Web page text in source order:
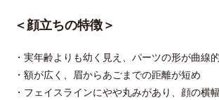
＜顔立ちの特徴＞
・実年齢よりも幼く見え、パーツの形が曲線的
・額が広く、眉からあごまでの距離が短め
・フェイスラインにやや丸みがあり、顔の横